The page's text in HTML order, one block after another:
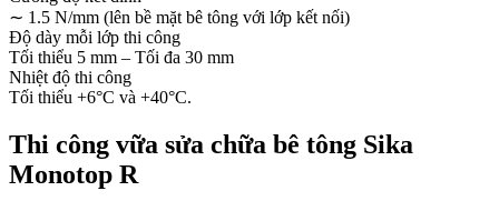
∼ 1.5 N/mm (lên bề mặt bê tông với lớp kết nối)
Độ dày mỗi lớp thi công
Tối thiểu 5 mm – Tối đa 30 mm
Nhiệt độ thi công
Tối thiểu +6°C và +40°C.
Thi công vữa sửa chữa bê tông Sika
Monotop R